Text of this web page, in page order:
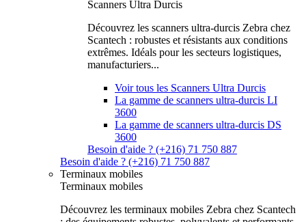
Scanners Ultra Durcis
Découvrez les scanners ultra-durcis Zebra chez
Scantech : robustes et résistants aux conditions
extrêmes. Idéals pour les secteurs logistiques,
manufacturiers...
Voir tous les Scanners Ultra Durcis
La gamme de scanners ultra-durcis LI
3600
La gamme de scanners ultra-durcis DS
3600
Besoin d'aide ? (+216) 71 750 887
Besoin d'aide ? (+216) 71 750 887
Terminaux mobiles
Terminaux mobiles
Découvrez les terminaux mobiles Zebra chez Scantech